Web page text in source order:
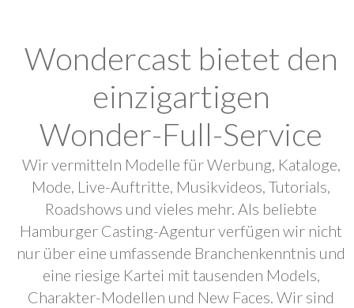
Wondercast bietet den
einzigartigen
Wonder-Full-Service
Wir vermitteln Modelle für Werbung, Kataloge,
Mode, Live-Auftritte, Musikvideos, Tutorials,
Roadshows und vieles mehr. Als beliebte
Hamburger Casting-Agentur verfügen wir nicht
nur über eine umfassende Branchenkenntnis und
eine riesige Kartei mit tausenden Models,
Charakter-Modellen und New Faces. Wir sind